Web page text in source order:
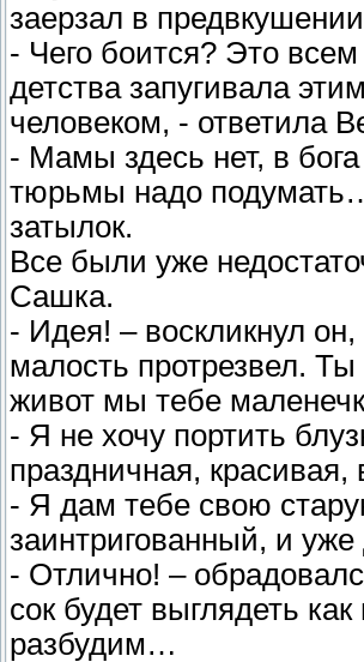
заерзал в
- Чего боится? Это
детства запугивала
человеком, - ответила
- Мамы здесь нет, в
тюрьмы надо
затылок.
Все были уже
Сашка.
- Идея! – воскликнул
малость протрезвел.
живот мы тебе
- Я не хочу портить
праздничная, красивая,
- Я дам тебе свою
заинтригованный, и
- Отлично! –
сок будет выглядеть
разбудим…